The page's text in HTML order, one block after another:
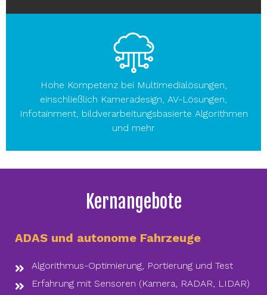
Hohe Kompetenz bei Multimedialösungen,
einschließlich Kameradesign, AV-Lösungen,
Infotainment, bildverarbeitungsbasierte Algorithmen
und mehr
Kernangebote
ADAS und autonome Fahrzeuge
Algorithmus-Optimierung, Portierung und Test
Erfahrung mit Sensoren (Kamera, RADAR, LIDAR)